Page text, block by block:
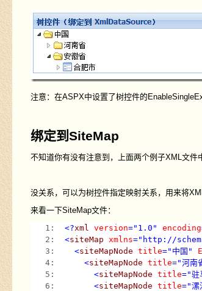
注意：在ASPX中设置了树控件的
绑定到SiteMap
不知道你有没有注意到，上面两个例子XML文件
没关系，可以为树控件指定映射关系，用来将
来看一下SiteMap文件：
   1:
<?xml version="1.0" encoding
   2:
<siteMap xmlns="http://
   3:
<siteMapNode title="中国"
   4:
<siteMapNode title="河南
   5:
<siteMapNode title="驻
   6:
<siteMapNode title="漯